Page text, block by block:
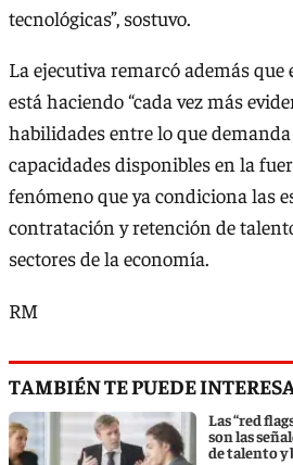
tecnológicas”, sostuvo.
La ejecutiva remarcó además que
está haciendo “cada vez más
habilidades entre lo que
capacidades disponibles en la
fenómeno que ya condiciona las
contratación y retención de
sectores de la economía.
RM
TAMBIÉN TE PUEDE
Las “red
son las
de talento y